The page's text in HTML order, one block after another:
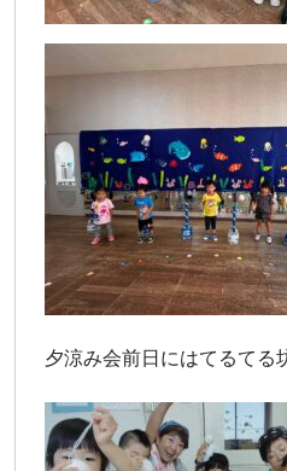
夕涼み会前日にはてるてる